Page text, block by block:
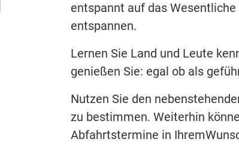
entspannt auf das
entspannen.
Lernen Sie Land und Leute
genießen Sie: egal ob als
Nutzen Sie den
zu bestimmen. Weiterhin
Abfahrtstermine in